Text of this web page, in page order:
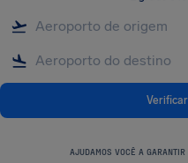
AJUDAMOS VOCÊ A